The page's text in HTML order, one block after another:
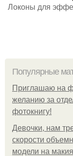
Локоны для
Популярные
Приглашаю на
желанию за
фотокнигу!
Девочки, нам
скорости
модели на